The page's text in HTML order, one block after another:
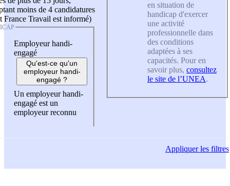
moins de 4 candidatures
France Travail est informé)
Employeur handi-
engagé
Qu'est-ce qu'un
employeur handi-
engagé ?
Un employeur handi-
engagé est un
employeur reconnu
en situation de
handicap d'exercer
une activité
professionnelle dans
des conditions
adaptées à ses
capacités. Pour en
savoir plus, consultez
le site de l’UNEA.
Appliquerles filtres